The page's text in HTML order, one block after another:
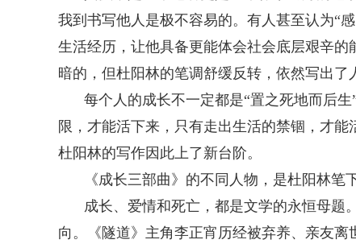
我到书写他人是极不容易的。有人甚至认为“
生活经历，让他具备更能体会社会底层艰辛
暗的，但杜阳林的笔调舒缓反转，依然写出了
每个人的成长不一定都是“置之死地而后
限，才能活下来，只有走出生活的禁锢，才
杜阳林的写作因此上了新台阶。
《成长三部曲》的不同人物，是杜阳林笔
成长、爱情和死亡，都是文学的永恒母题
向。《隧道》主角李正宵历经被弃养、亲友